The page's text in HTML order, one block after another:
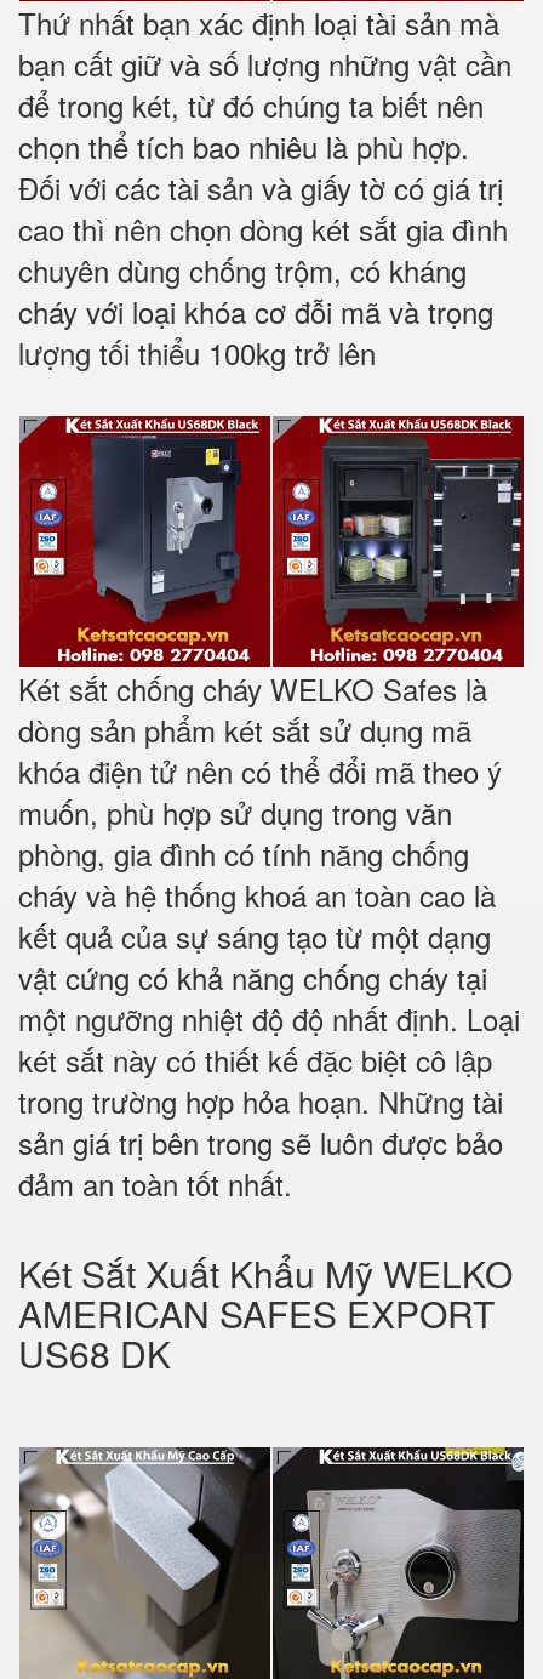
Thứ nhất bạn xác định loại tài sản mà
bạn cất giữ và số lượng những vật cần
để trong két, từ đó chúng ta biết nên
chọn thể tích bao nhiêu là phù hợp.
Đối với các tài sản và giấy tờ có giá trị
cao thì nên chọn dòng két sắt gia đình
chuyên dùng chống trộm, có kháng
cháy với loại khóa cơ đỗi mã và trọng
lượng tối thiểu 100kg trở lên
Két sắt chống cháy WELKO Safes là
dòng sản phẩm két sắt sử dụng mã
khóa điện tử nên có thể đổi mã theo ý
muốn, phù hợp sử dụng trong văn
phòng, gia đình có tính năng chống
cháy và hệ thống khoá an toàn cao là
kết quả của sự sáng tạo từ một dạng
vật cứng có khả năng chống cháy tại
một ngưỡng nhiệt độ độ nhất định. Loại
két sắt này có thiết kế đặc biệt cô lập
trong trường hợp hỏa hoạn. Những tài
sản giá trị bên trong sẽ luôn được bảo
đảm an toàn tốt nhất.
Két Sắt Xuất Khẩu Mỹ WELKO
AMERICAN SAFES EXPORT
US68 DK